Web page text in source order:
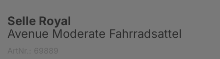
Selle Royal
Avenue Moderate Fahrradsattel